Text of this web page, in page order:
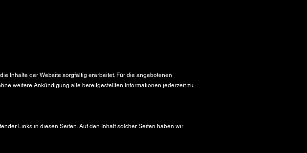
Inhalte der Website sorgfältig erarbeitet. Für die angebotenen
weitere Ankündigung alle bereitgestellten Informationen jederzeit zu
Links in diesen Seiten. Auf den Inhalt solcher Seiten haben wir